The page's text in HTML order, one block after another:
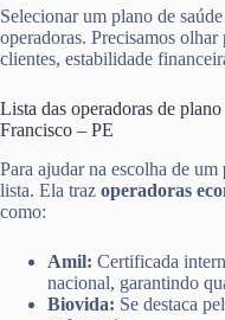
Selecionar um plano de
operadoras. Precisamos olhar
clientes, estabilidade
Lista das operadoras de
Francisco – PE
Para ajudar na escolha de um
lista. Ela traz operadoras
como:
Amil: Certificada
nacional, garantindo
Biovida: Se destaca